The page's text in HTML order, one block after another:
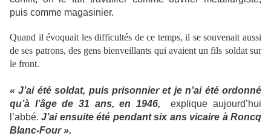
puis comme magasinier.
Quand il évoquait les difficultés de ce temps, il se souvenait aussi
de ses patrons, des gens bienveillants qui avaient un fils soldat sur
le front.
« J’ai été soldat, puis prisonnier et je n’ai été ordonné
qu’à l’âge de 31 ans, en 1946,
explique aujourd’hui
l’abbé.J’ai ensuite été pendant six ans vicaire à Roncq
Blanc-Four ».